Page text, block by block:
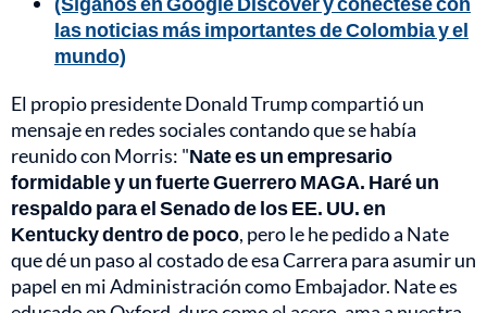
las noticias más importantes de Colombia y el
mundo)
El propio presidente Donald Trump compartió un
mensaje en redes sociales contando que se había
reunido con Morris: "Nate es un empresario
formidable y un fuerte Guerrero MAGA. Haré un
respaldo para el Senado de los EE. UU. en
Kentucky dentro de poco, pero le he pedido a Nate
que dé un paso al costado de esa Carrera para asumir un
papel en mi Administración como Embajador. Nate es